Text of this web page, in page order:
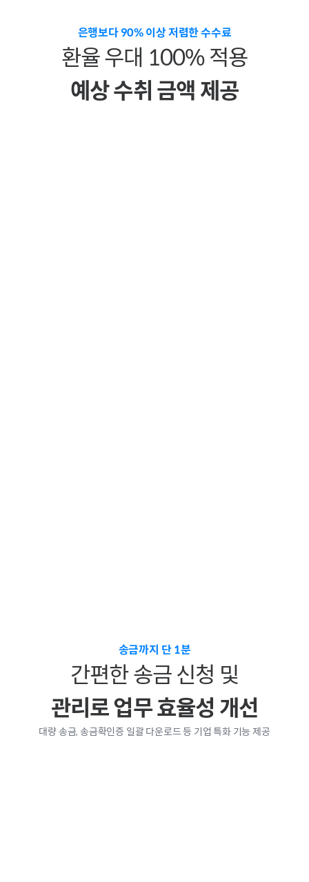
은행보다 90% 이상 저렴한 수수료
환율 우대 100% 적용
예상 수취 금액 제공
송금까지 단 1분
간편한 송금 신청 및
관리로 업무 효율성 개선
대량 송금, 송금확인증 일괄 다운로드 등 기업 특화 기능 제공